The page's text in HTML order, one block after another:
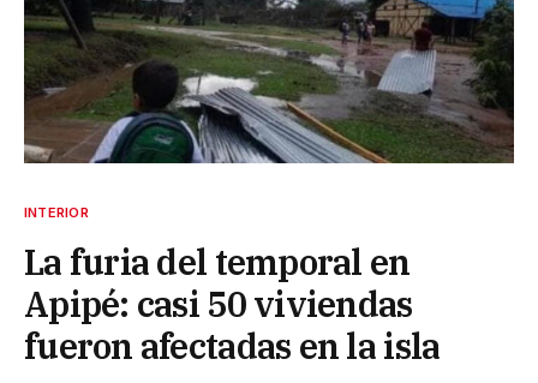
INTERIOR
La furia del temporal en
Apipé: casi 50 viviendas
fueron afectadas en la isla